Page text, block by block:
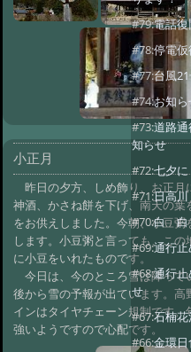
小正月
昨日の夕方、しめ飾り、お正月
神酒、かさね餅を下げ、南天の葉
をお供えしました。今朝、小豆粥
します。小豆粥と言っても、この
に小豆をいれたものです。
今日は、今のところ雪は降って
後から雪の予報が出ています。高
インはタイヤチェーン規制です。
強いようですので心配です。
#79:電話
#78:停電仮
#77:台風
#74:お知
#73:道路
知らせ
#72:七夕に
#71:日高
#70:白
#69:通行
#68:通行
せ
#67:石楠
#66:金環日